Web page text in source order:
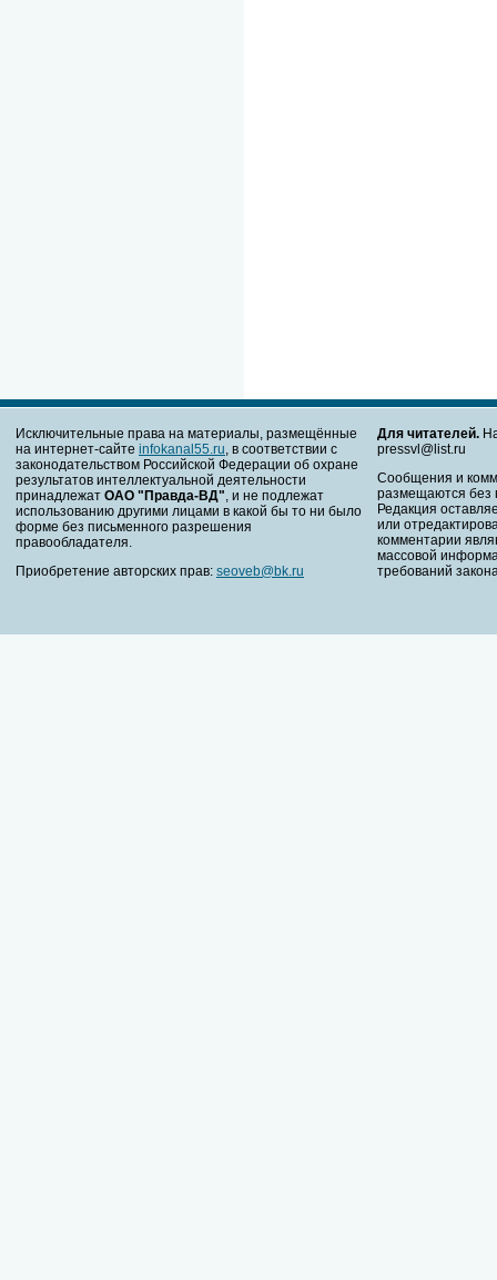
Исключительные права на материалы, размещённые
на интернет-сайте infokanal55.ru , в соответствии с
законодательством Российской Федерации об охране
результатов интеллектуальной деятельности
принадлежат ОАО "Правда-ВД" , и не подлежат
использованию другими лицами в какой бы то ни было
форме без письменного разрешения
правообладателя.
Приобретение авторских прав: seoveb@bk.ru
Для читателей.
pressvl@list.ru
Сообщения и
размещаются без
Редакция
или
комментарии
массовой
требований